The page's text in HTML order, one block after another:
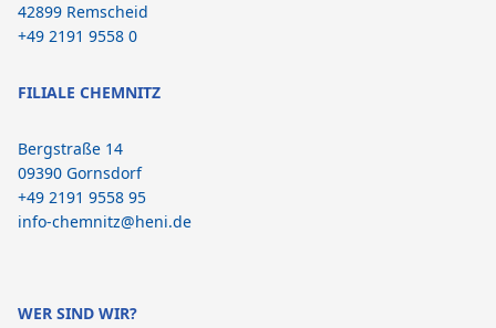
42899 Remscheid
+49 2191 9558 0
FILIALE CHEMNITZ
Bergstraße 14
09390 Gornsdorf
+49 2191 9558 95
info-chemnitz@heni.de
WER SIND WIR?